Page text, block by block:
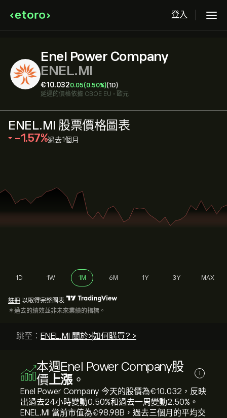
登入
Enel Power Company
ENEL.MI
‎€‎10.0320.05(0.50%)(1D)
延遲的價格依據 CBOE EU • 歐元
ENEL.MI 股票價格圖表
‎-1.57‎ 過去1個月
1D 1W 1M 6M 1Y 3Y MAX
註冊 以取得完整圖表
＊過去的績效並非未來業績的指標。
跳至： ENEL.MI 關於>如何購買? >
本週Enel Power Company股
價上漲。 i
Enel Power Company 今天的股價為‎€‎10.032，反映
出過去24小時變動‎0.50‎%和過去一周變動‎2.50‎%。
ENEL.MI 當前市值為‎€‎98.98B，過去三個月的平均交